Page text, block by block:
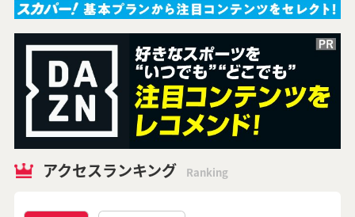
アクセスランキング Ranking